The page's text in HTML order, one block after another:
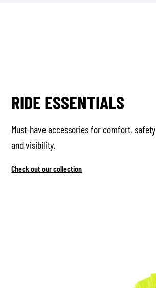
RIDE ESSENTIALS
Must-have accessories for comfort, safety
and visibility.
Check out our collection